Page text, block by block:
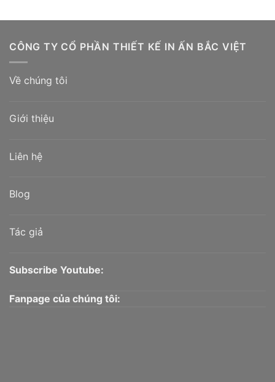
CÔNG TY CỔ PHẦN THIẾT KẾ IN ẤN BẮC VIỆT
Về chúng tôi
Giới thiệu
Liên hệ
Blog
Tác giả
Subscribe Youtube:
Fanpage của chúng tôi: